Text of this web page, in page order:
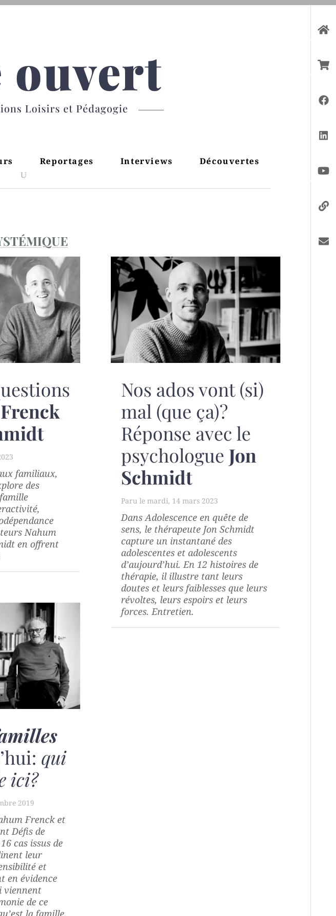
Loisirs et Pédagogie
Reportages Interviews Découvertes
familiaux,
des
Nahum
en offrent
qui
ici?
2019
Frenck et
Défis de
cas issus de
leur
et
en évidence
viennent
de ce
la famille.
Nos ados vont (si)
mal (que ça)?
Réponse avec le
psychologue Jon
Schmidt
mardi, 14 mars 2023
DansAdolescence en quête de
sens, le thérapeute Jon Schmidt
capture un instantané des
adolescentes et adolescents
d’aujourd’hui. En 12 histoires de
thérapie, il illustre tant leurs
doutes et leurs faiblesses que leurs
révoltes, leurs espoirs et leurs
forces. Entretien.